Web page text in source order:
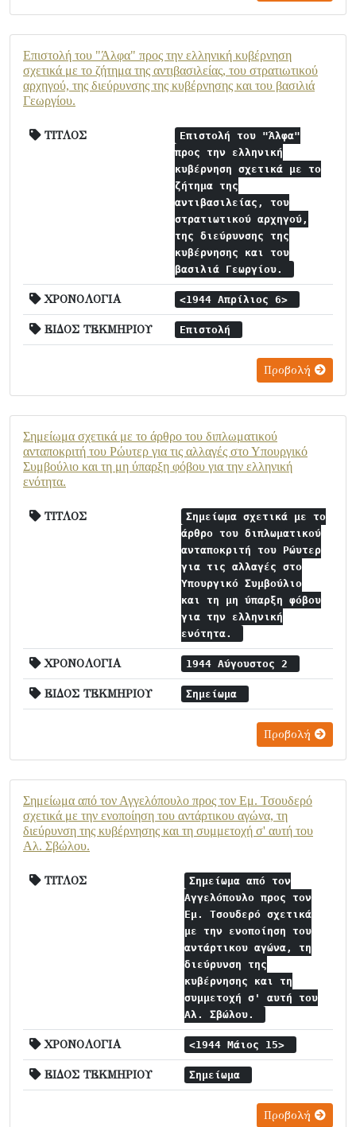
Επιστολή του "Άλφα" προς την ελληνική κυβέρνηση
σχετικά με το ζήτημα της αντιβασιλείας, του στρατιωτικού
αρχηγού, της διεύρυνσης της κυβέρνησης και του βασιλιά
Γεωργίου.
ΤΙΤΛΟΣ
Επιστολή του "Άλφα"
προς την ελληνική
κυβέρνηση σχετικά με το
ζήτημα της
αντιβασιλείας, του
στρατιωτικού αρχηγού,
της διεύρυνσης της
κυβέρνησης και του
βασιλιά Γεωργίου.
ΧΡΟΝΟΛΟΓΙΑ <1944 Απρίλιος 6>
ΕΙΔΟΣ ΤΕΚΜΗΡΙΟΥ Επιστολή
Προβολή
Σημείωμα σχετικά με το άρθρο του διπλωματικού
ανταποκριτή του Ρώυτερ για τις αλλαγές στο Υπουργικό
Συμβούλιο και τη μη ύπαρξη φόβου για την ελληνική
ενότητα.
ΤΙΤΛΟΣ
Σημείωμα σχετικά με το
άρθρο του διπλωματικού
ανταποκριτή του Ρώυτερ
για τις αλλαγές στο
Υπουργικό Συμβούλιο
και τη μη ύπαρξη φόβου
για την ελληνική
ενότητα.
ΧΡΟΝΟΛΟΓΙΑ 1944 Αύγουστος 2
ΕΙΔΟΣ ΤΕΚΜΗΡΙΟΥ Σημείωμα
Προβολή
Σημείωμα από τον Αγγελόπουλο προς τον Εμ. Τσουδερό
σχετικά με την ενοποίηση του αντάρτικου αγώνα, τη
διεύρυνση της κυβέρνησης και τη συμμετοχή σ' αυτή του
Αλ. Σβώλου.
ΤΙΤΛΟΣ
Σημείωμα από τον
Αγγελόπουλο προς τον
Εμ. Τσουδερό σχετικά
με την ενοποίηση του
αντάρτικου αγώνα, τη
διεύρυνση της
κυβέρνησης και τη
συμμετοχή σ' αυτή του
Αλ. Σβώλου.
ΧΡΟΝΟΛΟΓΙΑ <1944 Μάιος 15>
ΕΙΔΟΣ ΤΕΚΜΗΡΙΟΥ Σημείωμα
Προβολή